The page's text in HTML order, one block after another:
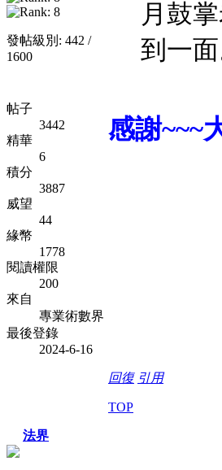
發帖級別: 442 /
1600
帖子
3442
精華
6
積分
3887
威望
44
緣幣
1778
閱讀權限
200
來自
專業術數界
最後登錄
2024-6-16
月鼓
到一面
感謝~~~
回復 引用
TOP
法界